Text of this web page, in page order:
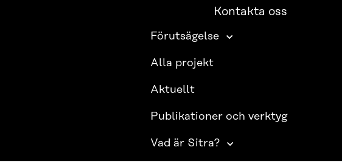
Kontakta oss
Förutsägelse
Alla projekt
Aktuellt
Publikationer och verktyg
Vad är Sitra?